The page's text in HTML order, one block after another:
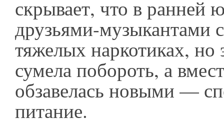
скрывает, что в ранней
друзьями-музыкантами
тяжелых наркотиках,
сумела побороть, а
обзавелась новыми —
питание.